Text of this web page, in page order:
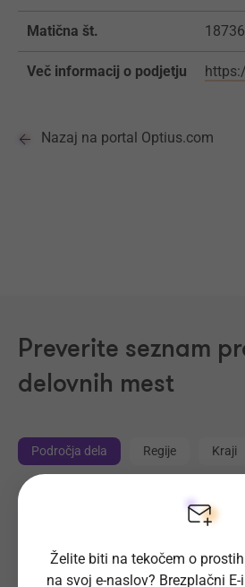
Matična št.
Več informacij o podjetju
Nazaj na portal Optius.com
Preverite seznam
delovnih mest
Področja dela Regije Kraji
Trgovina (207)
Želite biti na tekočem o
na svoj e-naslov? Brezplačni